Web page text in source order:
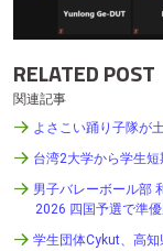
RELATED POST
関連記事
よさこい踊り子隊が
台湾2大学から学生
男子バレーボール部
2026 四国予選で準
学生団体Cykut、高